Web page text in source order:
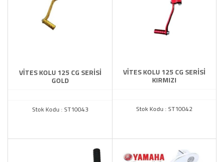
VİTES KOLU 125 CG SERİSİ
GOLD
Stok Kodu : ST10043
VİTES KOLU 125 CG SERİSİ
KIRMIZI
Stok Kodu : ST10042